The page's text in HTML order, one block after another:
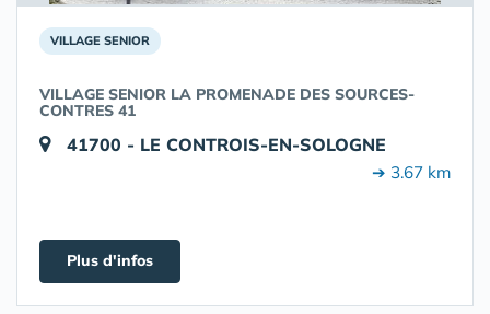
VILLAGE SENIOR
VILLAGE SENIOR LA PROMENADE DES SOURCES-
CONTRES 41
41700 - LE CONTROIS-EN-SOLOGNE
➔ 3.67 km
Plus d'infos